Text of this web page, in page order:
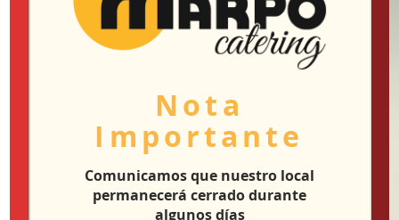
junio 2021
diciembre 2020
Nota
Importante
Comunicamos que nuestro local
permanecerá cerrado durante
algunos días